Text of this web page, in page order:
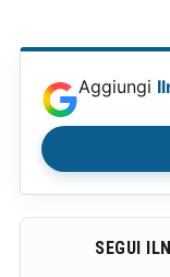
Aggiungi
SEGUI